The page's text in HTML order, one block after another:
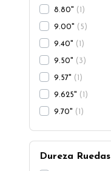
8.80"
9.00" 5
9.40"
9.50" 3
9.57"
9.625"
9.70"
Dureza Ruedas